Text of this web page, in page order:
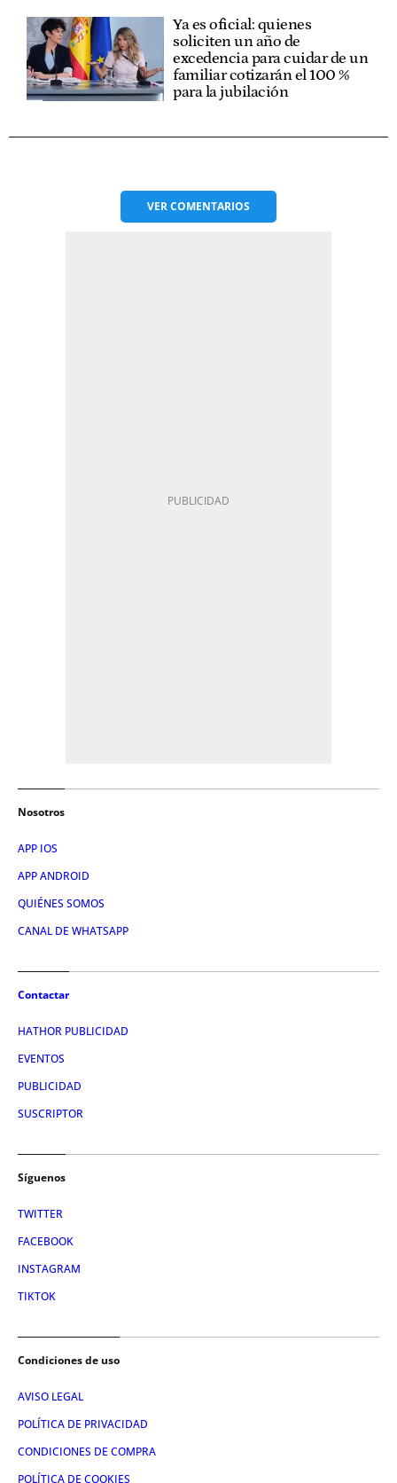
Ya es oficial: quienes
soliciten un año de
excedencia para cuidar de un
familiar cotizarán el 100 %
para la jubilación
VERCOMENTARIOS
Nosotros
APP IOS
APP ANDROID
QUIÉNES SOMOS
CANAL DE WHATSAPP
Contactar
HATHOR PUBLICIDAD
EVENTOS
PUBLICIDAD
SUSCRIPTOR
Síguenos
TWITTER
FACEBOOK
INSTAGRAM
TIKTOK
Condiciones de uso
AVISO LEGAL
POLÍTICA DE PRIVACIDAD
CONDICIONES DE COMPRA
POLÍTICA DE COOKIES